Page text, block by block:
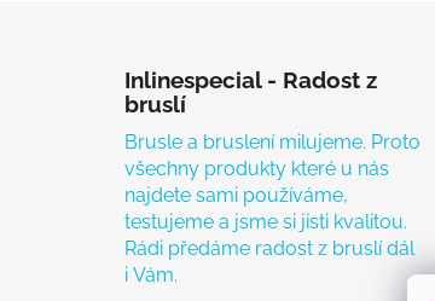
Inlinespecial - Radost z
bruslí
Brusle a bruslení milujeme. Proto
všechny produkty které u nás
najdete sami používáme,
testujeme a jsme si jisti kvalitou.
Rádi předáme radost z bruslí dál
i Vám.